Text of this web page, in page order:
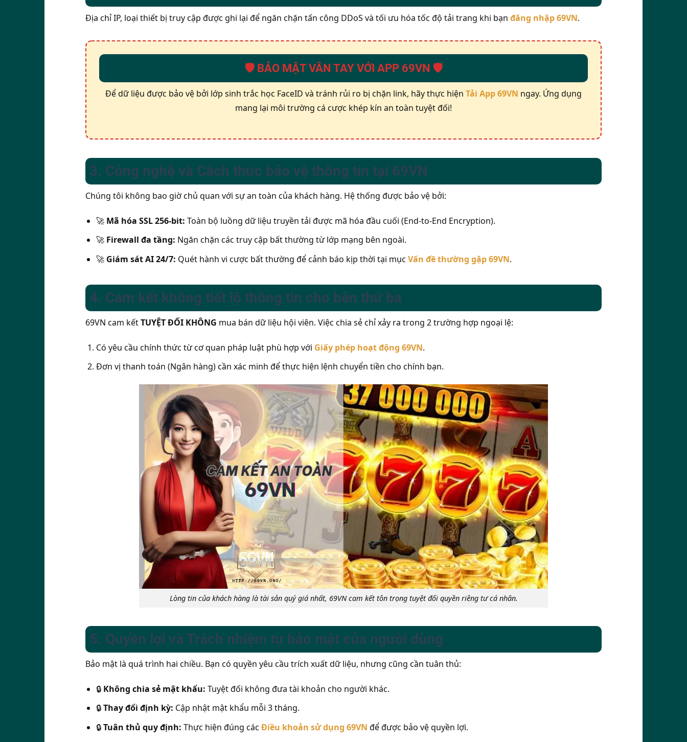
Địa chỉ IP, loại thiết bị truy cập được ghi lại để ngăn chặn tấn công DDoS và tối ưu hóa tốc độ tải trang khi bạn đăng nhập 69VN.
🛡️ BẢO MẬT VÂN TAY VỚI APP 69VN 🛡️
Để dữ liệu được bảo vệ bởi lớp sinh trắc học FaceID và tránh rủi ro bị chặn link, hãy thực hiện Tải App 69VN ngay. Ứng dụng
mang lại môi trường cá cược khép kín an toàn tuyệt đối!
3. Công nghệ và Cách thức bảo vệ thông tin tại 69VN
Chúng tôi không bao giờ chủ quan với sự an toàn của khách hàng. Hệ thống được bảo vệ bởi:
🚀 Mã hóa SSL 256-bit: Toàn bộ luồng dữ liệu truyền tải được mã hóa đầu cuối (End-to-End Encryption).
🚀 Firewall đa tầng: Ngăn chặn các truy cập bất thường từ lớp mạng bên ngoài.
🚀 Giám sát AI 24/7: Quét hành vi cược bất thường để cảnh báo kịp thời tại mục Vấn đề thường gặp 69VN.
4. Cam kết không tiết lộ thông tin cho bên thứ ba
69VN cam kếtTUYỆT ĐỐI KHÔNG mua bán dữ liệu hội viên. Việc chia sẻ chỉ xảy ra trong 2 trường hợp ngoại lệ:
Có yêu cầu chính thức từ cơ quan pháp luật phù hợp với Giấy phép hoạt động 69VN.
Đơn vị thanh toán (Ngân hàng) cần xác minh để thực hiện lệnh chuyển tiền cho chính bạn.
Lòng tin của khách hàng là tài sản quý giá nhất, 69VN cam kết tôn trọng tuyệt đối quyền riêng tư cá nhân.
5. Quyền lợi và Trách nhiệm tự bảo mật của người dùng
Bảo mật là quá trình hai chiều. Bạn có quyền yêu cầu trích xuất dữ liệu, nhưng cũng cần tuân thủ:
🔒 Không chia sẻ mật khẩu: Tuyệt đối không đưa tài khoản cho người khác.
🔒Thay đổi định kỳ: Cập nhật mật khẩu mỗi 3 tháng.
🔒Tuân thủ quy định: Thực hiện đúng các Điều khoản sử dụng 69VN để được bảo vệ quyền lợi.